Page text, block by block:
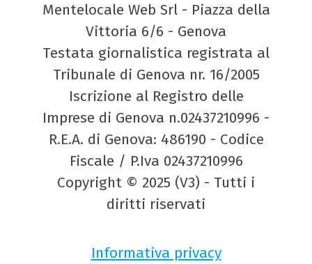
Mentelocale Web Srl - Piazza della
Vittoria 6/6 - Genova
Testata giornalistica registrata al
Tribunale di Genova nr. 16/2005
Iscrizione al Registro delle
Imprese di Genova n.02437210996 -
R.E.A. di Genova: 486190 - Codice
Fiscale / P.Iva 02437210996
Copyright © 2025 (V3) - Tutti i
diritti riservati
Informativa privacy